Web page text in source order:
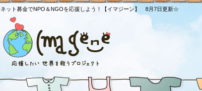
ネット募金でNPO＆NGOを応援しよう！【イマジーン】 8月7日更新☆